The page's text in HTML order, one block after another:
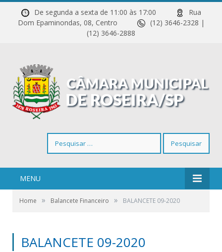
De segunda a sexta de 11:00 às 17:00
Rua
Dom Epaminondas, 08, Centro
(12) 3646-2328 |
(12) 3646-2888
por:
MENU
Home » Balancete Financeiro » BALANCETE 09-2020
BALANCETE 09-2020